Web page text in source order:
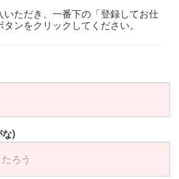
いただき、一番下の「登録してお仕
ンをクリックしてください。
な)